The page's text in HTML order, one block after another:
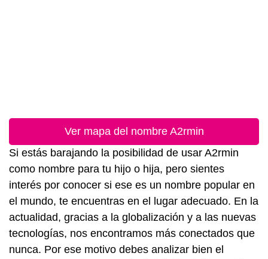
Ver mapa del nombre A2rmin
Si estás barajando la posibilidad de usar A2rmin
como nombre para tu hijo o hija, pero sientes
interés por conocer si ese es un nombre popular en
el mundo, te encuentras en el lugar adecuado. En la
actualidad, gracias a la globalización y a las nuevas
tecnologías, nos encontramos más conectados que
nunca. Por ese motivo debes analizar bien el